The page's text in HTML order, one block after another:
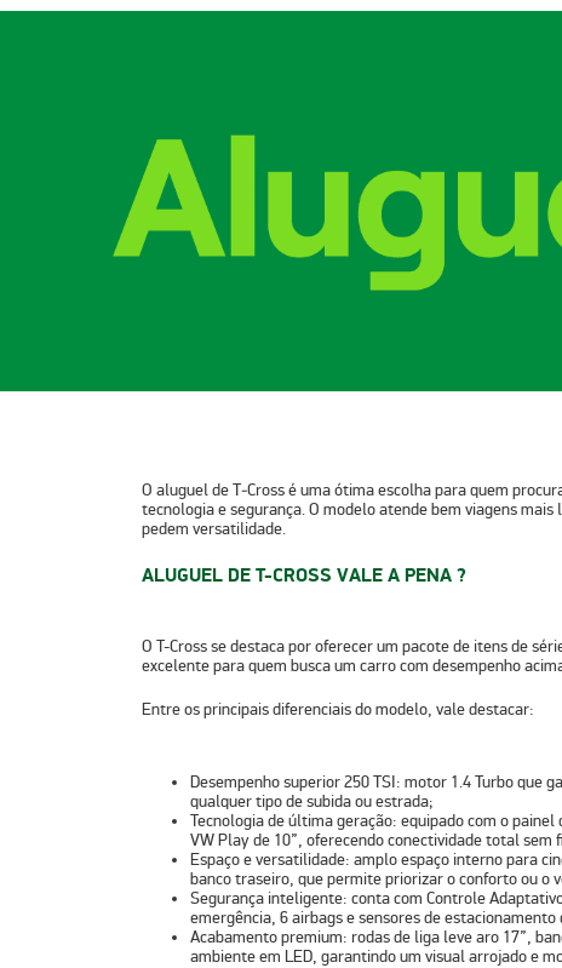
O aluguel de T‑Crossé uma ótima escolha para quem
tecnologia e segurança. O modelo atende bem viagens
pedem versatilidade.
ALUGUEL DE T-CROSS VALE A PENA ?
O T-Cross se destaca por oferecer um pacote de itens de
excelente para quem busca um carro com desempenho
Entre os principais diferenciais do modelo, vale destacar:
Desempenho superior 250 TSI: motor 1.4 Turbo que
qualquer tipo de subida ou estrada;
Tecnologia de última geração: equipado com o painel
VW Play de 10”, oferecendo conectividade total sem
Espaço e versatilidade: amplo espaço interno para
banco traseiro, que permite priorizar o conforto ou o
Segurança inteligente: conta com Controle
emergência, 6 airbagse sensores de
Acabamento premium: rodas de liga leve aro 17”,
ambiente em LED, garantindo um visual arrojado e